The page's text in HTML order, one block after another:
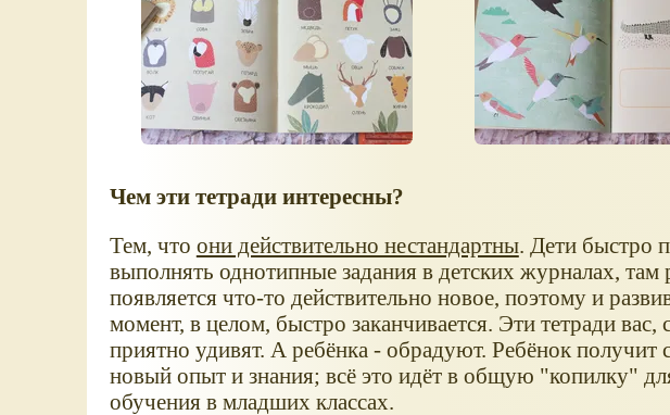
Чем эти тетради интересны?
Тем, что они действительно нестандартны. Дети быстро
выполнять однотипные задания в детских журналах, там
появляется что-то действительно новое, поэтому и
момент, в целом, быстро заканчивается. Эти тетради вас,
приятно удивят. А ребёнка - обрадуют. Ребёнок получит
новый опыт и знания; всё это идёт в общую "копилку"
обучения в младших классах.